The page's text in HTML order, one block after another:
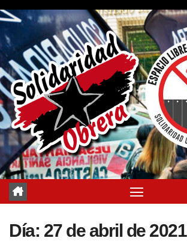
Saltar
contenido
Día: 27 de abril de 2021